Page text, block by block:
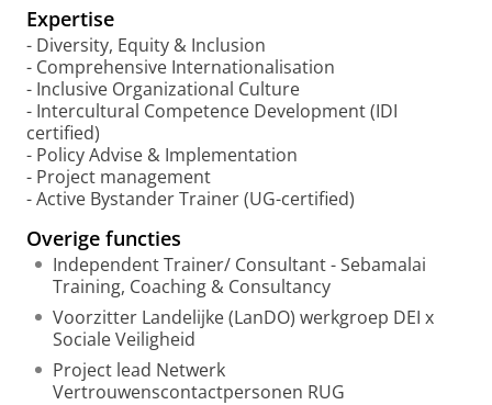
Expertise
- Diversity, Equity & Inclusion
- Comprehensive Internationalisation
- Inclusive Organizational Culture
- Intercultural Competence Development (IDI
certified)
- Policy Advise & Implementation
- Project management
- Active Bystander Trainer (UG-certified)
Overige functies
Independent Trainer/ Consultant - Sebamalai
Training, Coaching & Consultancy
Voorzitter Landelijke (LanDO) werkgroep DEI x
Sociale Veiligheid
Project lead Netwerk
Vertrouwenscontactpersonen RUG